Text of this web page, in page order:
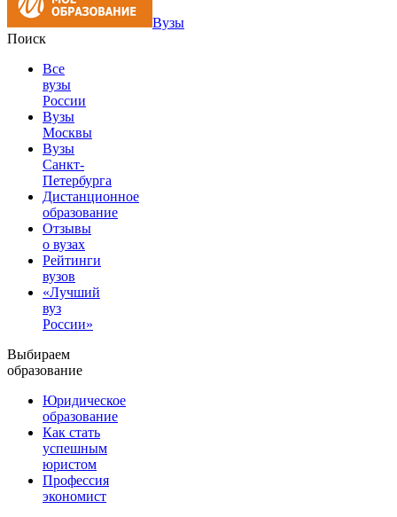
Вузы
Поиск
Все
вузы
России
Вузы
Москвы
Вузы
Санкт-
Петербурга
Дистанционное
образование
Отзывы
о вузах
Рейтинги
вузов
«Лучший
вуз
России»
Выбираем
образование
Юридическое
образование
Как стать
успешным
юристом
Профессия
экономист